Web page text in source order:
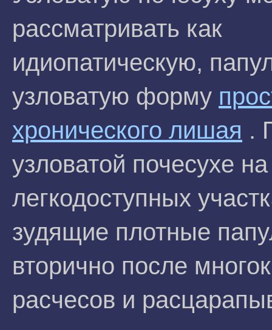
рассматривать как
идиопатическую,
узловатую форму
хронического лишая .
узловатой почесухе на
легкодоступных
зудящие плотные
вторично после
расчесов и